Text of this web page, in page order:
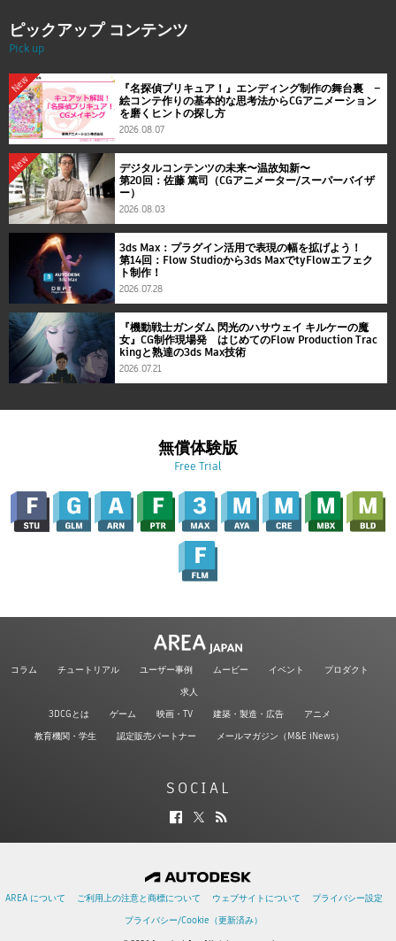
ピックアップ コンテンツ
Pick up
New
『名探偵プリキュア！』エンディング制作の舞台裏 ―
絵コンテ作りの基本的な思考法からCGアニメーション
を磨くヒントの探し方
2026.08.07
New
デジタルコンテンツの未来〜温故知新〜
第20回：佐藤 篤司（CGアニメーター/スーパーバイザ
ー）
2026.08.03
3ds Max：プラグイン活用で表現の幅を拡げよう！
第14回：Flow Studioから3ds MaxでtyFlowエフェク
ト制作！
2026.07.28
『機動戦士ガンダム 閃光のハサウェイ キルケーの魔
女』CG制作現場発 はじめてのFlow Production Trac
kingと熟達の3ds Max技術
2026.07.21
無償体験版
Free Trial
コラム チュートリアル ユーザー事例 ムービー イベント
プロダクト
求人
3DCGとは
ゲーム 映画・TV 建築・製造・広告
アニメ
教育機関・学生
認定販売パートナー メールマガジン（M&E iNews）
SOCIAL
AREA について ご利用上の注意と商標について ウェブサイトについて
プライバシー設定
プライバシー/Cookie（更新済み）